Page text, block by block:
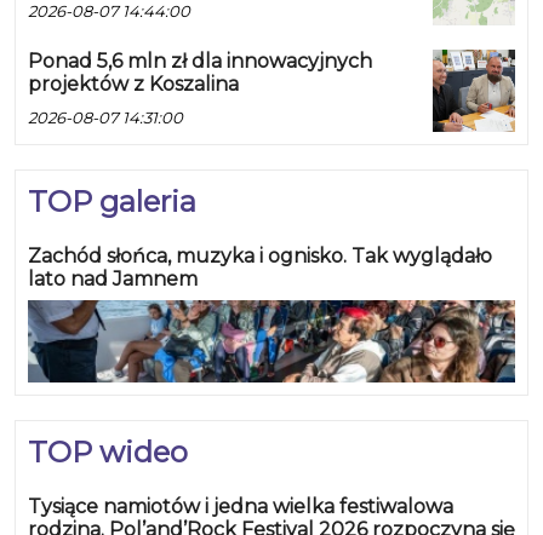
2026-08-07 14:44:00
Ponad 5,6 mln zł dla innowacyjnych
projektów z Koszalina
2026-08-07 14:31:00
TOP galeria
Zachód słońca, muzyka i ognisko. Tak wyglądało
lato nad Jamnem
TOP wideo
Tysiące namiotów i jedna wielka festiwalowa
rodzina. Pol’and’Rock Festival 2026 rozpoczyna się